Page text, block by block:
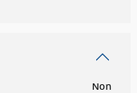
Non